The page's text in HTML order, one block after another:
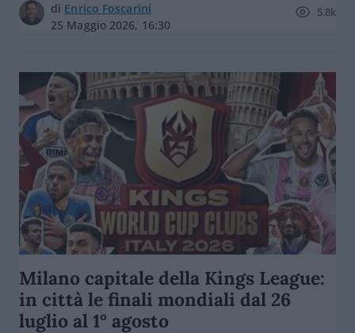
di Enrico Foscarini
25 Maggio 2026, 16:30
5.8k
Milano capitale della Kings League:
in città le finali mondiali dal 26
luglio al 1° agosto